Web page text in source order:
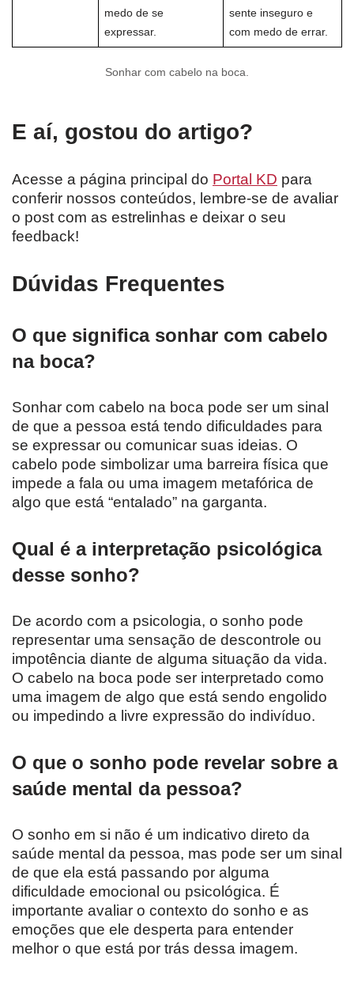
medo de se
expressar.
sente inseguro e
com medo de errar.
Sonhar com cabelo na boca.
E aí, gostou do artigo?
Acesse a página principal do Portal KD para
conferir nossos conteúdos, lembre-se de avaliar
o post com as estrelinhas e deixar o seu
feedback!
Dúvidas Frequentes
O que significa sonhar com cabelo
na boca?
Sonhar com cabelo na boca pode ser um sinal
de que a pessoa está tendo dificuldades para
se expressar ou comunicar suas ideias. O
cabelo pode simbolizar uma barreira física que
impede a fala ou uma imagem metafórica de
algo que está “entalado” na garganta.
Qual é a interpretação psicológica
desse sonho?
De acordo com a psicologia, o sonho pode
representar uma sensação de descontrole ou
impotência diante de alguma situação da vida.
O cabelo na boca pode ser interpretado como
uma imagem de algo que está sendo engolido
ou impedindo a livre expressão do indivíduo.
O que o sonho pode revelar sobre a
saúde mental da pessoa?
O sonho em si não é um indicativo direto da
saúde mental da pessoa, mas pode ser um sinal
de que ela está passando por alguma
dificuldade emocional ou psicológica. É
importante avaliar o contexto do sonho e as
emoções que ele desperta para entender
melhor o que está por trás dessa imagem.